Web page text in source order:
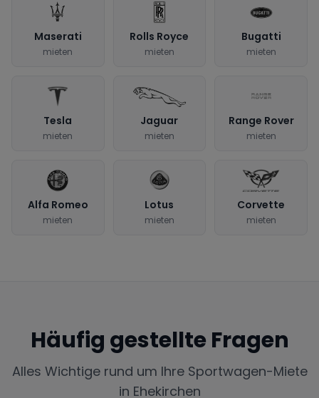
Maserati
mieten
Rolls Royce
mieten
Bugatti
mieten
Tesla
mieten
Jaguar
mieten
Range Rover
mieten
Alfa Romeo
mieten
Lotus
mieten
Corvette
mieten
Häufig gestellte Fragen
Alles Wichtige rund um Ihre Sportwagen-Miete
in Ehekirchen